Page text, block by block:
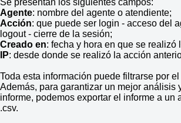
Agente: nombre del agente o atendiente;
Acción: que puede ser login - acceso del
logout - cierre de la sesión;
Creado en: fecha y hora en que se realizó
IP: desde donde se realizó la acción
Toda esta información puede filtrarse por
Además, para garantizar un mejor análisis
informe, podemos exportar el informe a un
.csv.